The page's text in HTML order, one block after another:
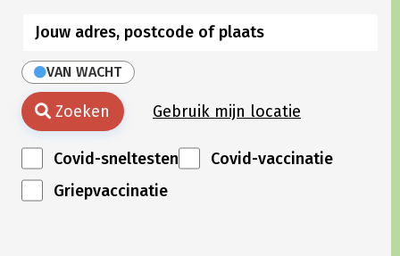
VAN WACHT
Zoeken Gebruik mijn locatie
Covid-sneltesten
Covid-vaccinatie
Griepvaccinatie